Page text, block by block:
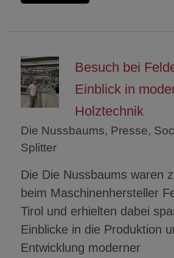
Besuch bei
Einblick in
Holztechnik
Die Nussbaums, Presse,
Splitter
Die Die Nussbaums waren
beim Maschinenhersteller
Tirol und erhielten dabei
Einblicke in die Produktion
Entwicklung moderner